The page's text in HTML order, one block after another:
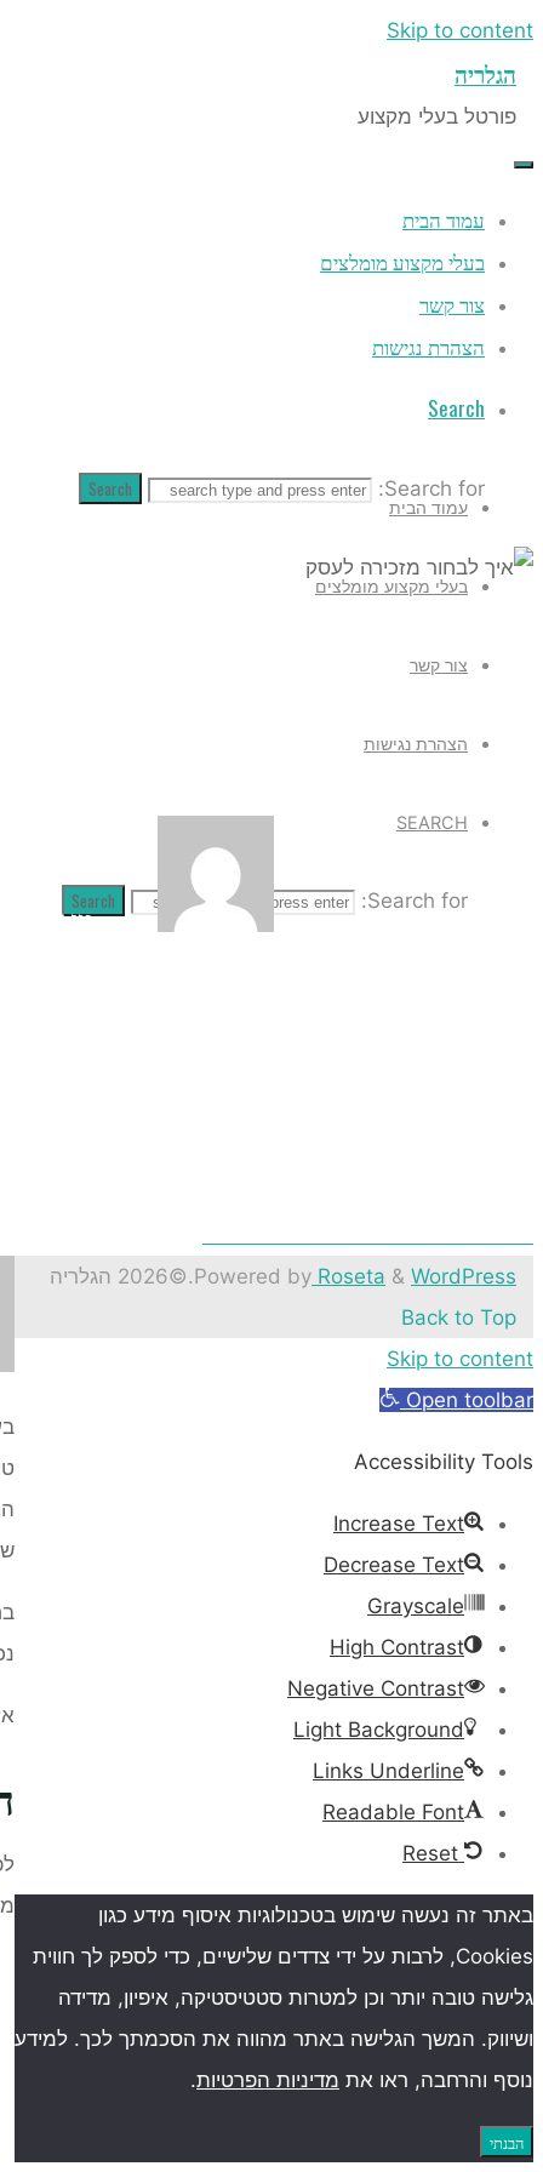
Skip to content
הגלריה
פורטל בעלי מקצוע
עמוד הבית
בעלי מקצוע מומלצים
צור קשר
הצהרת נגישות
Search
Search for:
Search
עמוד הבית
בעלי מקצוע מומלצים
צור קשר
הצהרת נגישות
SEARCH
Search for:
Search
adminמאי 29, 2026
Powered by Roseta & WordPress
.©2026 הגלריה
Back to Top
Skip to content
Open toolbar
Accessibility Tools
Increase Text
Decrease Text
Grayscale
High Contrast
Negative Contrast
Light Background
Links Underline
Readable Font
Reset
באתר זה נעשה שימוש בטכנולוגיות איסוף מידע כגון
Cookies, לרבות על ידי צדדים שלישיים, כדי לספק לך חווית
גלישה טובה יותר וכן למטרות סטטיסטיקה, איפיון, מדידה
ושיווק. המשך הגלישה באתר מהווה את הסכמתך לכך. למידע
נוסף והרחבה, ראו את מדיניות הפרטיות.
הבנתי